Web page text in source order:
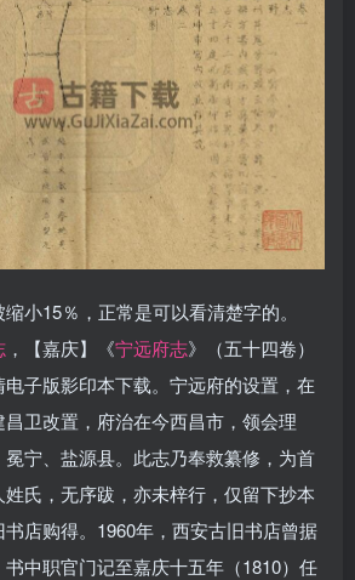
小15％，正常是可以看清楚字的。
，【嘉庆】《宁远府志》（五十四卷）
子版影印本下载。宁远府的设置，在
卫改置，府治在今西昌市，领会理
宁、盐源县。此志乃奉救纂修，为首
氏，无序跋，亦未梓行，仅留下抄本
店购得。1960年，西安古旧书店曾据
中职官门记至嘉庆十五年（1810）任